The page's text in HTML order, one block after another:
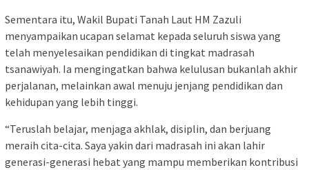
Sementara itu, Wakil Bupati Tanah Laut HM Zazuli
menyampaikan ucapan selamat kepada seluruh siswa yang
telah menyelesaikan pendidikan di tingkat madrasah
tsanawiyah. Ia mengingatkan bahwa kelulusan bukanlah akhir
perjalanan, melainkan awal menuju jenjang pendidikan dan
kehidupan yang lebih tinggi.
“Teruslah belajar, menjaga akhlak, disiplin, dan berjuang
meraih cita-cita. Saya yakin dari madrasah ini akan lahir
generasi-generasi hebat yang mampu memberikan kontribusi